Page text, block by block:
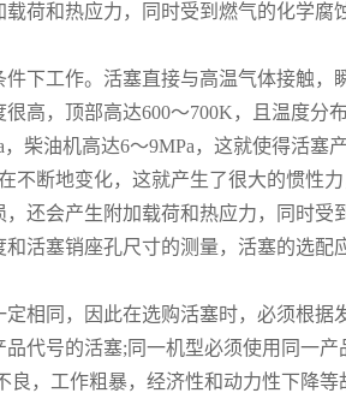
荷和热应力，同时受到燃气的化学腐
工作。活塞直接与高温气体接触，
高，顶部高达600～700K，且温度分
柴油机高达6～9MPa，这就使得活塞
不断地变化，这就产生了很大的惯性
还会产生附加载荷和热应力，同时受
塞销座孔尺寸的测量，活塞的选配
同，因此在选购活塞时，必须根据
代号的活塞;同一机型必须使用同一
，工作粗暴，经济性和动力性下降